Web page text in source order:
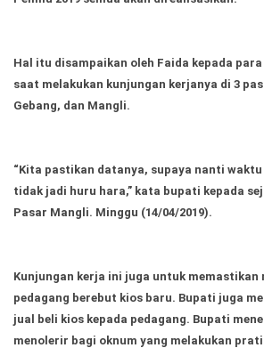
Wisata
Indeks Birokrasi
©
Copyright
2026
Hal itu disampaikan oleh Faida kepada
saat melakukan kunjungan kerjanya di 3
Gebang, dan Mangli.
“Kita pastikan datanya, supaya nanti
tidak jadi huru hara,” kata bupati kepada
Pasar Mangli. Minggu (14/04/2019).
Kunjungan kerja ini juga untuk memastikan
pedagang berebut kios baru. Bupati juga
jual beli kios kepada pedagang. Bupati
menolerir bagi oknum yang melakukan